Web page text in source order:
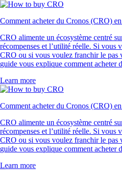
Comment acheter du Cronos (CRO)
CRO alimente un écosystème centré
récompenses et l’utilité réelle. Si vous
CRO ou si vous voulez franchir le pas
guide vous explique comment acheter
Learn more
Comment acheter du Cronos (CRO)
CRO alimente un écosystème centré
récompenses et l’utilité réelle. Si vous
CRO ou si vous voulez franchir le pas
guide vous explique comment acheter
Learn more